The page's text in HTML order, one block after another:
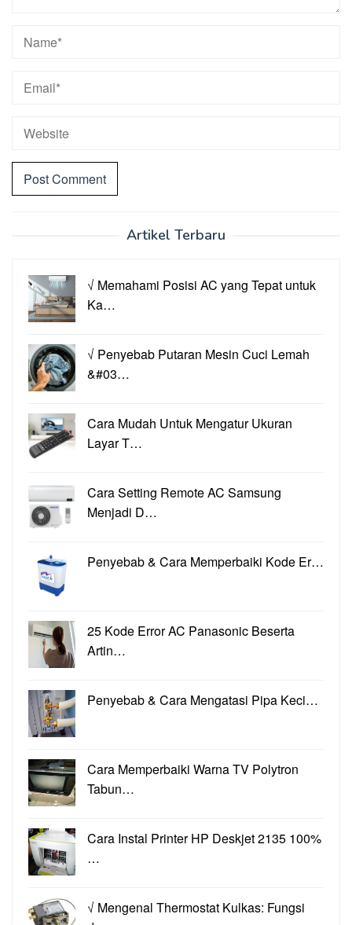
Artikel Terbaru
√ Memahami Posisi AC yang Tepat untuk
Ka…
√ Penyebab Putaran Mesin Cuci Lemah
&#03…
Cara Mudah Untuk Mengatur Ukuran
Layar T…
Cara Setting Remote AC Samsung
Menjadi D…
Penyebab & Cara Memperbaiki Kode Er…
25 Kode Error AC Panasonic Beserta
Artin…
Penyebab & Cara Mengatasi Pipa Keci…
Cara Memperbaiki Warna TV Polytron
Tabun…
Cara Instal Printer HP Deskjet 2135 100%
…
√ Mengenal Thermostat Kulkas: Fungsi